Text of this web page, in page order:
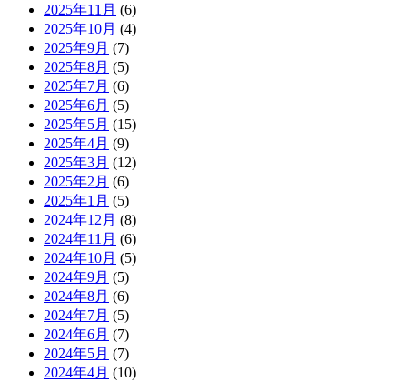
2025年11月 (6)
2025年10月 (4)
2025年9月 (7)
2025年8月 (5)
2025年7月 (6)
2025年6月 (5)
2025年5月 (15)
2025年4月 (9)
2025年3月 (12)
2025年2月 (6)
2025年1月 (5)
2024年12月 (8)
2024年11月 (6)
2024年10月 (5)
2024年9月 (5)
2024年8月 (6)
2024年7月 (5)
2024年6月 (7)
2024年5月 (7)
2024年4月 (10)